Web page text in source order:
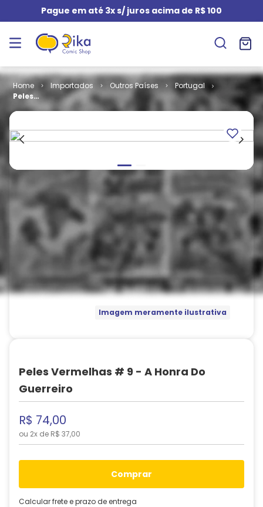
Pague em até 3x s/ juros acima de R$ 100
Importados Outros Países
Portugal
Peles
Vermelhas # 9
Guerreiro
Imagem meramente ilustrativa
Peles Vermelhas # 9 - A Honra Do
Guerreiro
R$ 74,00
ou 2x de R$ 37,00
comprar
Calcular frete e prazo de entrega